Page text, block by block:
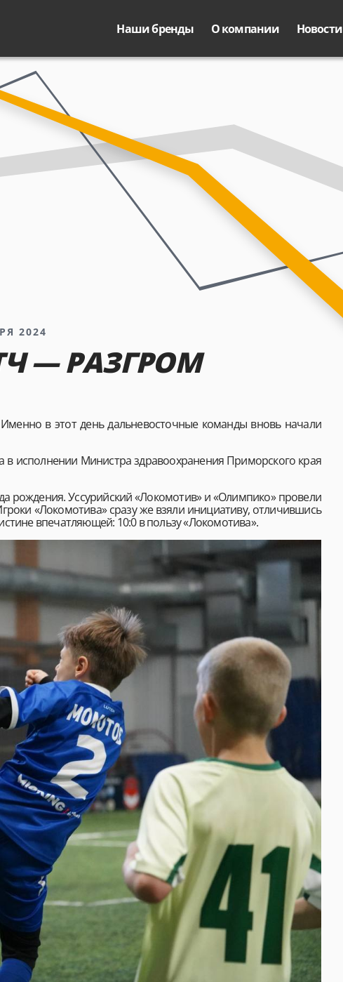
Наши бренды О компании Новости
2024
— РАЗГРОМ
в этот день дальневосточные команды вновь начали
исполнении Министра здравоохранения Приморского края
рождения. Уссурийский «Локомотив» и «Олимпико» провели
«Локомотива» сразу же взяли инициативу, отличившись
впечатляющей: 10:0 в пользу «Локомотива».